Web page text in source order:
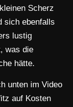
Scherz
sich ebenfalls
lustig
was die
hätte.
unten im Video
auf Kosten